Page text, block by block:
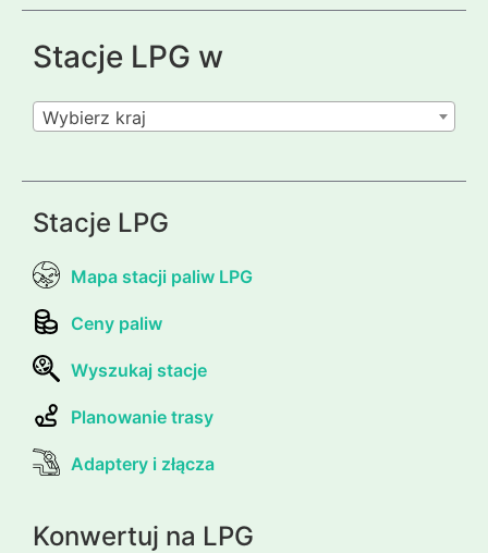
Stacje LPG w
Wybierz kraj
Stacje LPG
Mapa stacji paliw LPG
Ceny paliw
Wyszukaj stacje
Planowanie trasy
Adaptery i złącza
Konwertuj na LPG